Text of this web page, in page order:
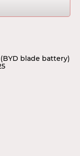
(BYD blade battery)